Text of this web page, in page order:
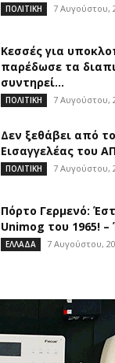
ΠΟΛΙΤΙΚΗ 7 Αυγούστου,
Κεσσές για
παρέδωσε τα
συντηρεί...
ΠΟΛΙΤΙΚΗ 7 Αυγούστου,
Δεν ξεθάβει από
Εισαγγελέας του
ΠΟΛΙΤΙΚΗ 7 Αυγούστου,
Πόρτο Γερμενό:
Unimog του 1965! –
ΕΛΛΑΔΑ 7 Αυγούστου,